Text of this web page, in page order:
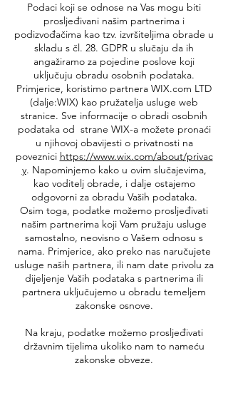
Podaci koji se odnose na Vas mogu biti
prosljeđivani našim partnerima i
podizvođačima kao tzv. izvršiteljima obrade u
skladu s čl. 28. GDPR u slučaju da ih
angažiramo za pojedine poslove koji
uključuju obradu osobnih podataka.
Primjerice, koristimo partnera WIX.com LTD
(dalje:WIX) kao pružatelja usluge web
stranice. Sve informacije o obradi osobnih
podataka od strane WIX-a možete pronaći
u njihovoj obavijesti o privatnosti na
poveznici https://www.wix.com/about/privac
y. Napominjemo kako u ovim slučajevima,
kao voditelj obrade, i dalje ostajemo
odgovorni za obradu Vaših podataka.
Osim toga, podatke možemo prosljeđivati
našim partnerima koji Vam pružaju usluge
samostalno, neovisno o Vašem odnosu s
nama. Primjerice, ako preko nas naručujete
usluge naših partnera, ili nam date privolu za
dijeljenje Vaših podataka s partnerima ili
partnera uključujemo u obradu temeljem
zakonske osnove.
Na kraju, podatke možemo prosljeđivati
državnim tijelima ukoliko nam to nameću
zakonske obveze.